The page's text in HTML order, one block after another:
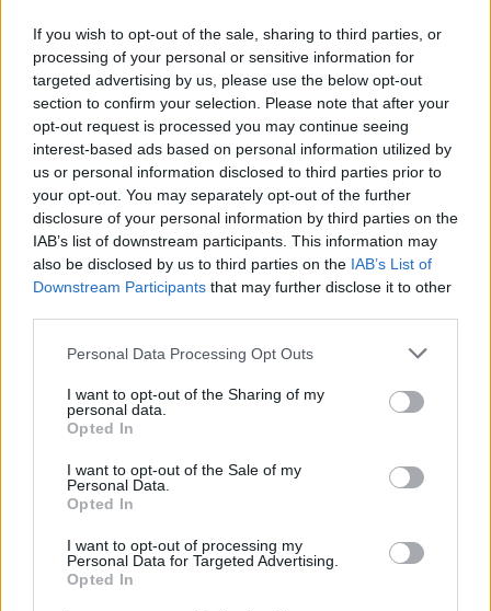
If you wish to opt-out of the sale, sharing to third parties, or
processing of your personal or sensitive information for
targeted advertising by us, please use the below opt-out
section to confirm your selection. Please note that after your
opt-out request is processed you may continue seeing
interest-based ads based on personal information utilized by
us or personal information disclosed to third parties prior to
your opt-out. You may separately opt-out of the further
disclosure of your personal information by third parties on the
IAB’s list of downstream participants. This information may
also be disclosed by us to third parties on the IAB’s List of
Downstream Participants that may further disclose it to other
Personal Data Processing Opt Outs
I want to opt-out of the Sharing of my
personal data.
Opted In
I want to opt-out of the Sale of my
Personal Data.
Opted In
I want to opt-out of processing my
Personal Data for Targeted Advertising.
Opted In
PACE (Peia)
Acțiunea Conservatoare (Târziu)
PDF (Lazarus)
PUSL (D. Voiculescu)
PNȚCD (Pavelescu)
PNCR (Terheș)
Partidul Patrioților (Surugiu)
FAR (Coarnă)
România pe Primul Loc (Ponta)
Arhiva sondajelor